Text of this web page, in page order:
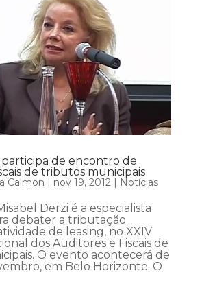
participa de encontro de
de tributos municipais
Calmon | nov 19, 2012| Notícias
Derzi é a especialista
debater a tributação
de leasing, no XXIV
dos Auditores e Fiscais de
O evento acontecerá de
em Belo Horizonte. O